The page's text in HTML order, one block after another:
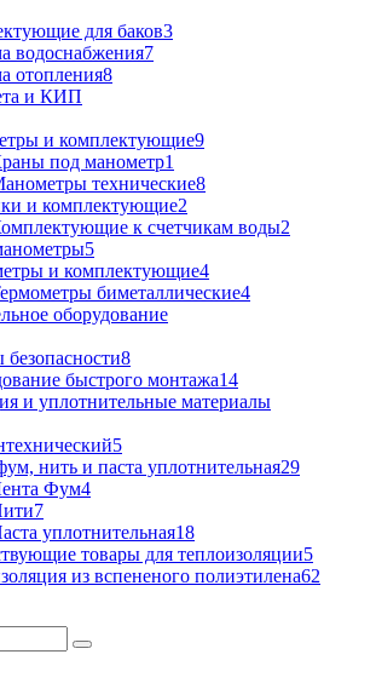
для баков3
водоснабжения7
отопления8
и КИП
и комплектующие9
под манометр1
технические8
и комплектующие2
к счетчикам воды2
5
и комплектующие4
биметаллические4
оборудование
8
быстрого монтажа14
и уплотнительные материалы
5
нить и паста уплотнительная29
Фум4
7
уплотнительная18
товары для теплоизоляции5
из вспененого полиэтилена62